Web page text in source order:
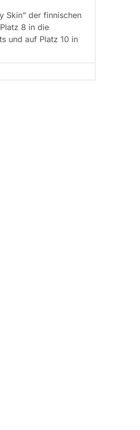
Skin” der finnischen
8 in die
und auf Platz 10 in